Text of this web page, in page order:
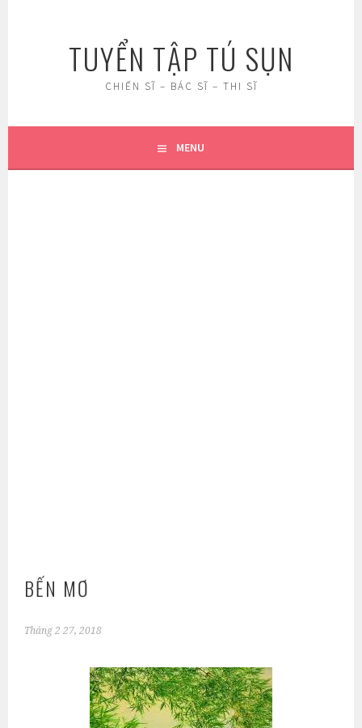
TUYỂN TẬP TÚ SỤN
CHIẾN SĨ – BÁC SĨ – THI SĨ
MENU
BẾN MƠ
Tháng 2 27, 2018